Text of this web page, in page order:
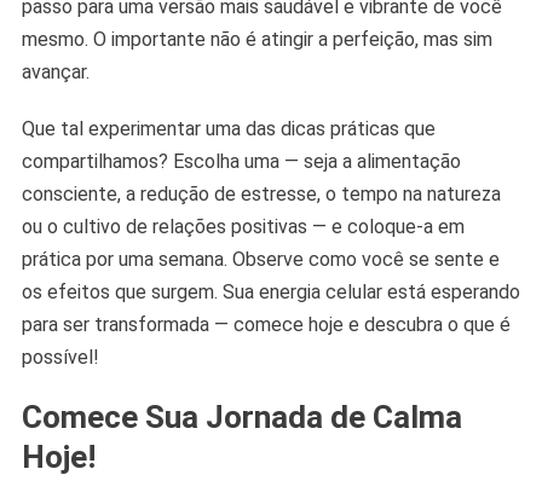
passo para uma versão mais saudável e vibrante de você
mesmo. O importante não é atingir a perfeição, mas sim
avançar.
Que tal experimentar uma das dicas práticas que
compartilhamos? Escolha uma — seja a alimentação
consciente, a redução de estresse, o tempo na natureza
ou o cultivo de relações positivas — e coloque-a em
prática por uma semana. Observe como você se sente e
os efeitos que surgem. Sua energia celular está esperando
para ser transformada — comece hoje e descubra o que é
possível!
Comece Sua Jornada de Calma
Hoje!